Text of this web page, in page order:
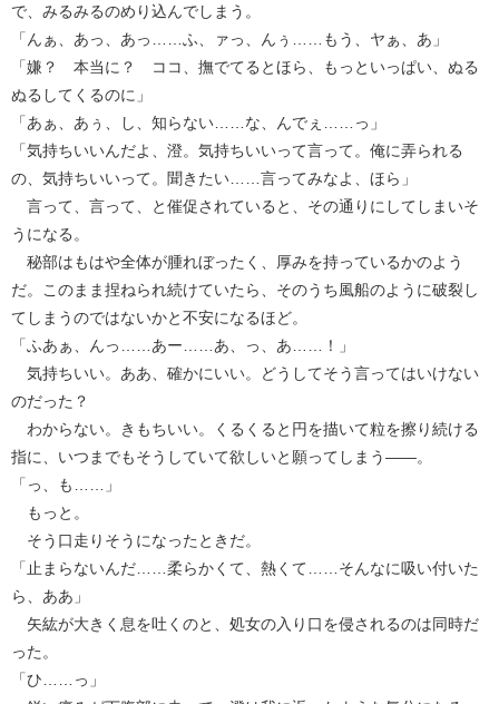
で、みるみるのめり込んでしまう。
「んぁ、あっ、あっ……ふ、ァっ、んぅ……もう、ヤぁ、あ」
「嫌？ 本当に？ ココ、撫でてるとほら、もっといっぱい、ぬる
ぬるしてくるのに」
「あぁ、あぅ、し、知らない……な、んでぇ……っ」
「気持ちいいんだよ、澄。気持ちいいって言って。俺に弄られる
の、気持ちいいって。聞きたい……言ってみなよ、ほら」
言って、言って、と催促されていると、その通りにしてしまいそ
うになる。
秘部はもはや全体が腫れぼったく、厚みを持っているかのよう
だ。このまま捏ねられ続けていたら、そのうち風船のように破裂し
てしまうのではないかと不安になるほど。
「ふあぁ、んっ……あー……あ、っ、あ……！」
気持ちいい。ああ、確かにいい。どうしてそう言ってはいけない
のだった？
わからない。きもちいい。くるくると円を描いて粒を擦り続ける
指に、いつまでもそうしていて欲しいと願ってしまう――。
「っ、も……」
もっと。
そう口走りそうになったときだ。
「止まらないんだ……柔らかくて、熱くて……そんなに吸い付いた
ら、ああ」
矢紘が大きく息を吐くのと、処女の入り口を侵されるのは同時だ
った。
「ひ……っ」